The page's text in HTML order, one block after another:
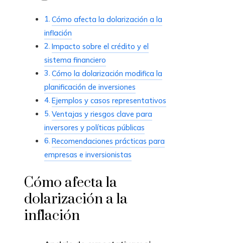
Cómo afecta la dolarización a la
inflación
Impacto sobre el crédito y el
sistema financiero
Cómo la dolarización modifica la
planificación de inversiones
Ejemplos y casos representativos
Ventajas y riesgos clave para
inversores y políticas públicas
Recomendaciones prácticas para
empresas e inversionistas
Cómo afecta la
dolarización a la
inflación